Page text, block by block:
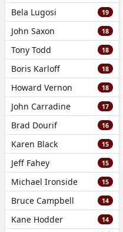
Bela Lugosi 19
John Saxon 18
Tony Todd 18
Boris Karloff 18
Howard Vernon 18
John Carradine 17
Brad Dourif 16
Karen Black 15
Jeff Fahey 15
Michael Ironside 15
Bruce Campbell 14
Kane Hodder 14